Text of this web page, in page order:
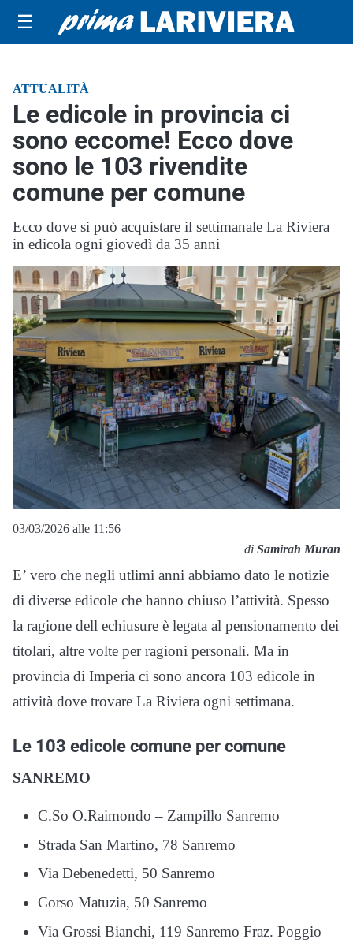
☰
ATTUALITÀ
Le edicole in provincia ci
sono eccome! Ecco dove
sono le 103 rivendite
comune per comune
Ecco dove si può acquistare il settimanale La Riviera
in edicola ogni giovedì da 35 anni
03/03/2026 alle 11:56
di Samirah Muran
E’ vero che negli utlimi anni abbiamo dato le notizie
di diverse edicole che hanno chiuso l’attività. Spesso
la ragione dell echiusure è legata al pensionamento dei
titolari, altre volte per ragioni personali. Ma in
provincia di Imperia ci sono ancora 103 edicole in
attività dove trovare La Riviera ogni settimana.
Le 103 edicole comune per comune
SANREMO
C.So O.Raimondo – Zampillo Sanremo
Strada San Martino, 78 Sanremo
Via Debenedetti, 50 Sanremo
Corso Matuzia, 50 Sanremo
Via Grossi Bianchi, 119 Sanremo Fraz. Poggio